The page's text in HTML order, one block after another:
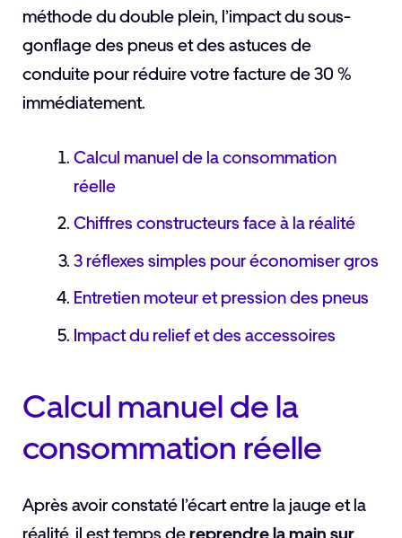
méthode du double plein, l’impact du sous-
gonflage des pneus et des astuces de
conduite pour réduire votre facture de 30 %
immédiatement.
Calcul manuel de la consommation
réelle
Chiffres constructeurs face à la réalité
3 réflexes simples pour économiser gros
Entretien moteur et pression des pneus
Impact du relief et des accessoires
Calcul manuel de la
consommation réelle
Après avoir constaté l’écart entre la jauge et la
réalité, il est temps dereprendre la main sur